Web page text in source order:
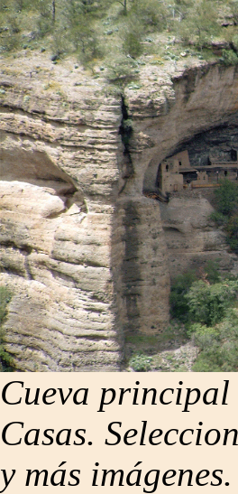
Cueva
Casas.
y más imágenes.